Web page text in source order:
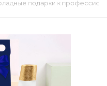
подарки к